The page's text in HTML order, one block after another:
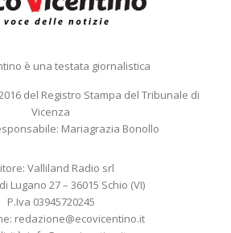
è una testata giornalistica
del Registro Stampa del Tribunale di
Vicenza
Mariagrazia Bonollo
Valliland Radio srl
Lugano 27 – 36015 Schio (VI)
P.Iva 03945720245
redazione@ecovicentino.it